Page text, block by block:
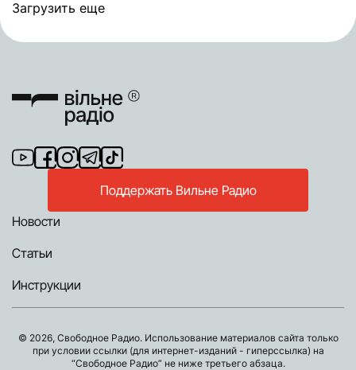
Загрузить еще
Поддержать Вильне Радио
Новости
Статьи
Инструкции
© 2026, Свободное Радио. Использование материалов сайта только
при условии ссылки (для интернет-изданий - гиперссылка) на
“Свободное Радио” не ниже третьего абзаца.